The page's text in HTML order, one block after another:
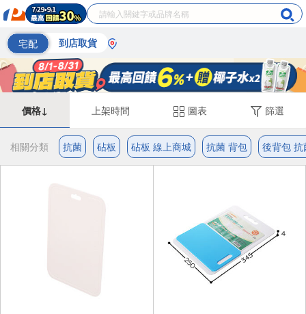
宅配 到店取貨
價格↓ 上架時間 圖表 篩選
相關分類 抗菌 砧板 砧板 線上商城 抗菌 背包 後背包 抗